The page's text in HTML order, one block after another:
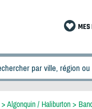
> Algonquin / Haliburton >